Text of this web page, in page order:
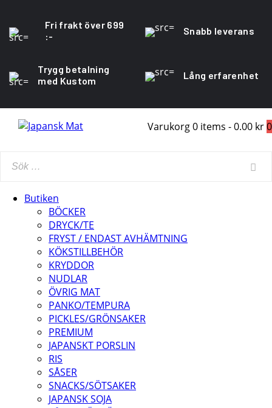
Fri frakt över 699
:-
Snabb leverans
Trygg betalning
med Kustom
Lång erfarenhet
Varukorg0 items -0.00 kr0
Butiken
BÖCKER
DRYCK/TE
FRYST / ENDAST AVHÄMTNING
KÖKSTILLBEHÖR
KRYDDOR
NUDLAR
ÖVRIG MAT
PANKO/TEMPURA
PICKLES/GRÖNSAKER
PREMIUM
JAPANSKT PORSLIN
RIS
SÅSER
SNACKS/SÖTSAKER
JAPANSK SOJA